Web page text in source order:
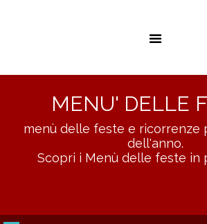
MENU' DELLE
menù delle feste e ricorrenze
dell'anno.
Scopri i Menù delle feste in